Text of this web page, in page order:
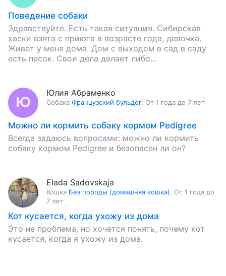
Поведение собаки
Здравствуйте. Есть такая ситуация. Сибирская
хаски взята с приюта в возрасте года, девочка.
Живет у меня дома. Дом с выходом в сад в саду
есть песок. Свои дела делает либо…
Юлия Абраменко
Собака Французский бульдог, От 1 года до 7 лет
Можно ли кормить собаку кормом Pedigree
Всегда задаюсь вопросами: можно ли кормить
собаку кормом Pedigree и безопасен ли он?
Elada Sadovskaja
Кошка Без породы (домашняя кошка)
От 1 года до
7 лет
Кот кусается, когда ухожу из дома
Это не проблема, но хочется понять, почему кот
кусается, когда я ухожу из дома.